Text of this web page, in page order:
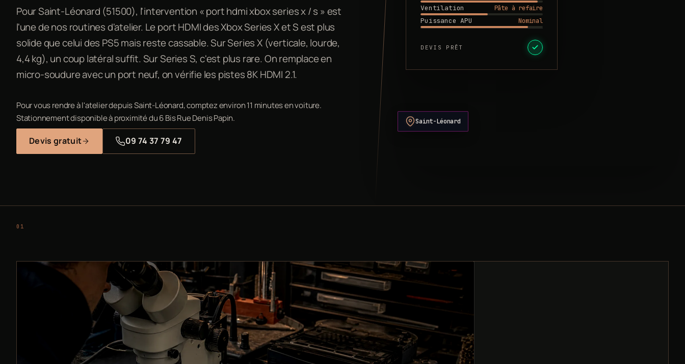
Pour Saint-Léonard (51500), l'intervention « port hdmi xbox series x / s » est
l'une de nos routines d'atelier. Le port HDMI des Xbox Series X et S est plus
solide que celui des PS5 mais reste cassable. Sur Series X (verticale, lourde,
4,4 kg), un coup latéral suffit. Sur Series S, c'est plus rare. On remplace en
micro-soudure avec un port neuf, on vérifie les pistes 8K HDMI 2.1.
Pour vous rendre à l'atelier depuis Saint-Léonard, comptez environ 11 minutes en voiture.
Stationnement disponible à proximité du 6 Bis Rue Denis Papin.
Devis gratuit 09 74 37 79 47
Ventilation
Pâte à refaire
Puissance APU
Nominal
DEVIS PRÊT
Saint-Léonard